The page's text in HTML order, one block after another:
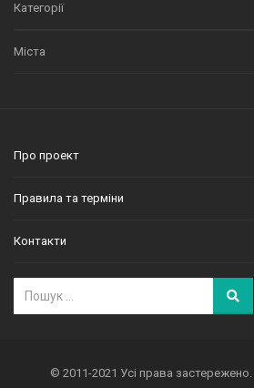
Категорії
Міста
Про проект
Правила та терміни
Контакти
© 2011-2021 Усі права